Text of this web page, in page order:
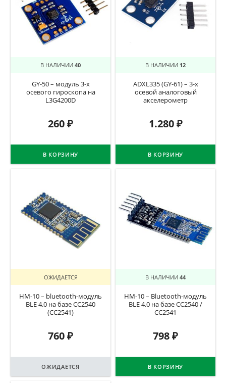
В НАЛИЧИИ 40
GY-50 – модуль 3-х
осевого гироскопа на
L3G4200D
260₽
В КОРЗИНУ
В НАЛИЧИИ 12
ADXL335 (GY-61) – 3-х
осевой аналоговый
акселерометр
1.280₽
В КОРЗИНУ
ОЖИДАЕТСЯ
HM-10 – bluetooth-модуль
BLE 4.0 на базе CC2540
(CC2541)
760₽
ОЖИДАЕТСЯ
В НАЛИЧИИ 44
HM-10 – Bluetooth-модуль
BLE 4.0 на базе CC2540 /
CC2541
798₽
В КОРЗИНУ